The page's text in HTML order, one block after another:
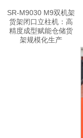
SR-M9030 M9双机架
货架闭口立柱机：高
精度成型赋能仓储货
架规模化生产